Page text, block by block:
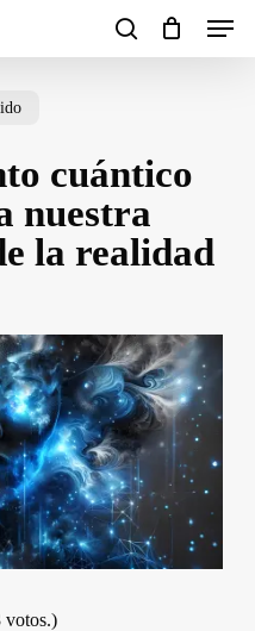
search
Menu
Close
cuántico
nuestra
la realidad
votos.)